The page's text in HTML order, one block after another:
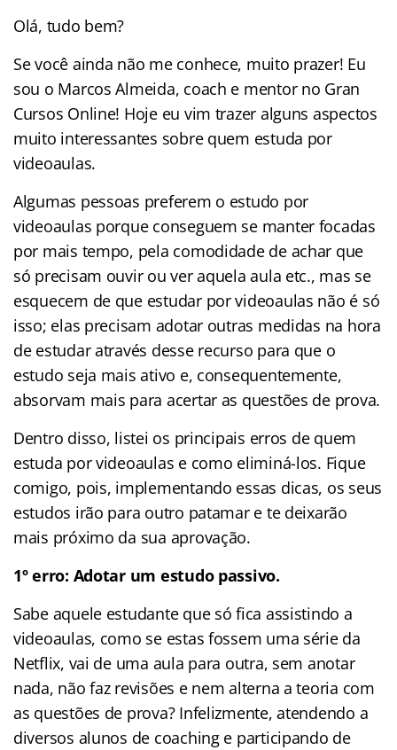
Olá, tudo bem?
Se você ainda não me conhece, muito prazer! Eu
sou o Marcos Almeida, coach e mentor no Gran
Cursos Online! Hoje eu vim trazer alguns aspectos
muito interessantes sobre quem estuda por
videoaulas.
Algumas pessoas preferem o estudo por
videoaulas porque conseguem se manter focadas
por mais tempo, pela comodidade de achar que
só precisam ouvir ou ver aquela aula etc., mas se
esquecem de que estudar por videoaulas não é só
isso; elas precisam adotar outras medidas na hora
de estudar através desse recurso para que o
estudo seja mais ativo e, consequentemente,
absorvam mais para acertar as questões de prova.
Dentro disso, listei os principais erros de quem
estuda por videoaulas e como eliminá-los. Fique
comigo, pois, implementando essas dicas, os seus
estudos irão para outro patamar e te deixarão
mais próximo da sua aprovação.
1º erro: Adotar um estudo passivo.
Sabe aquele estudante que só fica assistindo a
videoaulas, como se estas fossem uma série da
Netflix, vai de uma aula para outra, sem anotar
nada, não faz revisões e nem alterna a teoria com
as questões de prova? Infelizmente, atendendo a
diversos alunos de coaching e participando de